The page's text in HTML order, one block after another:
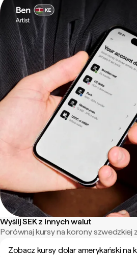
Wyślij SEK z innych walut
Porównaj kursy na korony szwedzkiej
Zobacz kursy dolar amerykański na